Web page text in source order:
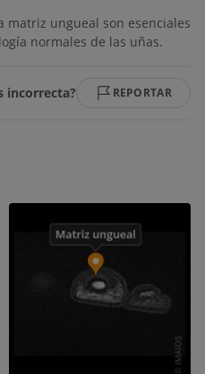
matriz ungueal son esenciales
normales de las uñas.
incorrecta? REPORTAR